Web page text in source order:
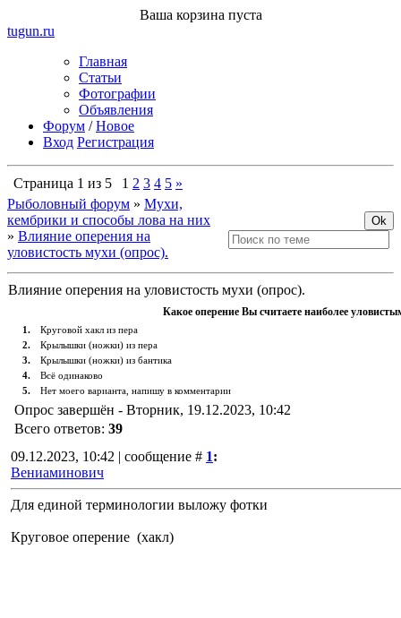
Ваша корзина пуста
tugun.ru
Главная
Статьи
Фотографии
Объявления
Форум /Новое
Вход Регистрация
Страница 1 из 5 1 2 3 4 5 »
Рыболовный форум » Мухи,
кембрики и способы лова на них
» Влияние оперения на
уловистость мухи (опрос).
Влияние оперения на уловистость мухи (опрос).
Какое оперение Вы считаете наиболее
1 .
Круговой хакл из пера
2.
Крылышки (ножки) из пера
3.
Крылышки (ножки) из бантика
4.
Всё одинаково
5. Нет моего варианта, напишу в комментарии
Опрос завершён - Вторник, 19.12.2023, 10:42
Всего ответов: 39
09.12.2023, 10:42 | сообщение # 1:
Вениаминович
Для единой терминологии выложу фотки
Круговое оперение (хакл)